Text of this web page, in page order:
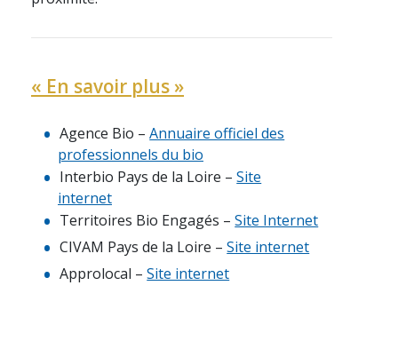
« En savoir plus »
Agence Bio –Annuaire officiel des
professionnels du bio
Interbio Pays de la Loire –Site
internet
Territoires Bio Engagés –Site Internet
CIVAM Pays de la Loire –Site internet
Approlocal –Site internet